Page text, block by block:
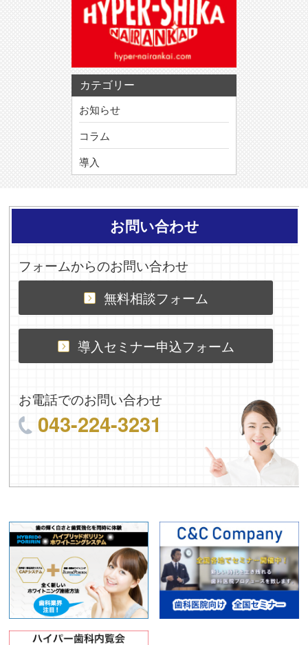
カテゴリー
お知らせ
コラム
導入
お問い合わせ
フォームからのお問い合わせ
無料相談フォーム
導入セミナー申込フォーム
お電話でのお問い合わせ
043-224-3231